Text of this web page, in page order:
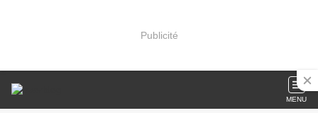
Publicité
MENU